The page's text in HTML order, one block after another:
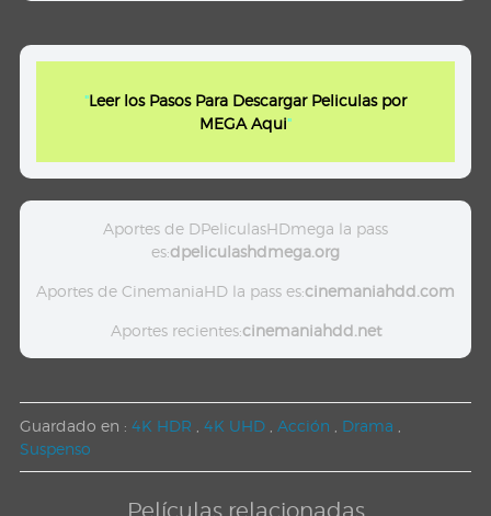
"Leer los Pasos Para Descargar Peliculas por
MEGA Aqui"
Aportes de DPeliculasHDmega la pass
es:dpeliculashdmega.org
Aportes de CinemaniaHD la pass es:cinemaniahdd.com
Aportes recientes:cinemaniahdd.net
Guardado en : 4K HDR 4K UHD Acción Drama
Suspenso
Películas relacionadas